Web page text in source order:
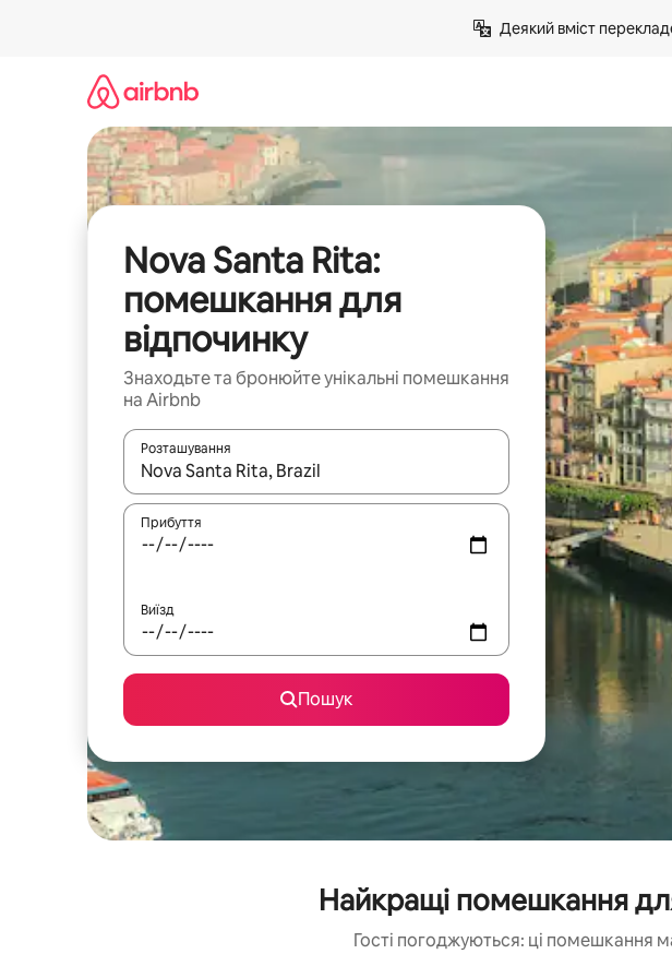
Деякий вміст
Nova Santa Rita:
помешкання для
відпочинку
Знаходьте та бронюйте унікальні помешкання
на Airbnb
Розташування
Отримавши результати пошуку, використовуйте для навігації сторінкою
Прибуття
Виїзд
Пошук
Найкращі помешкання
Гості погоджуються: ці помешкання